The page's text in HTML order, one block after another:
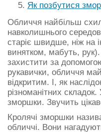
Як позбутися
Обличчя найбільш
навколишнього
старіє швидше, ніж на
винятком, мабуть,
захистити за
рукавички, обличчя
відкритим. І, як
різноманітних
зморшки. Звучить
Кролячі зморшки
обличчі. Вони